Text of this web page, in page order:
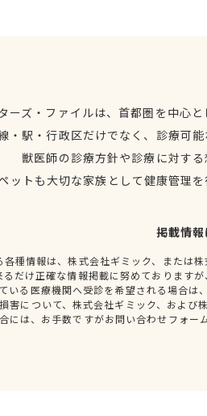
ーズ・ファイルは、首都圏を中心
・駅・行政区だけでなく、診療可
獣医師の診療方針や診療に対す
ットも大切な家族として健康管理
掲載情
各種情報は、株式会社ギミック、または
るだけ正確な情報掲載に努めております
いる医療機関へ受診を希望される場合
害について、株式会社ギミック、およ
には、お手数ですがお問い合わせフォ